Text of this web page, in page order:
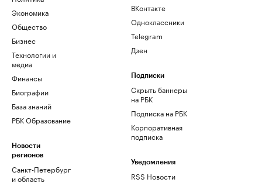
Экономика
Общество
Бизнес
Технологии и
медиа
Финансы
Биографии
База знаний
РБК Образование
Новости
регионов
Санкт-Петербург
и область
ВКонтакте
Одноклассники
Telegram
Дзен
Подписки
Скрыть баннеры
на РБК
Подписка на РБК
Корпоративная
подписка
Уведомления
RSS Новости